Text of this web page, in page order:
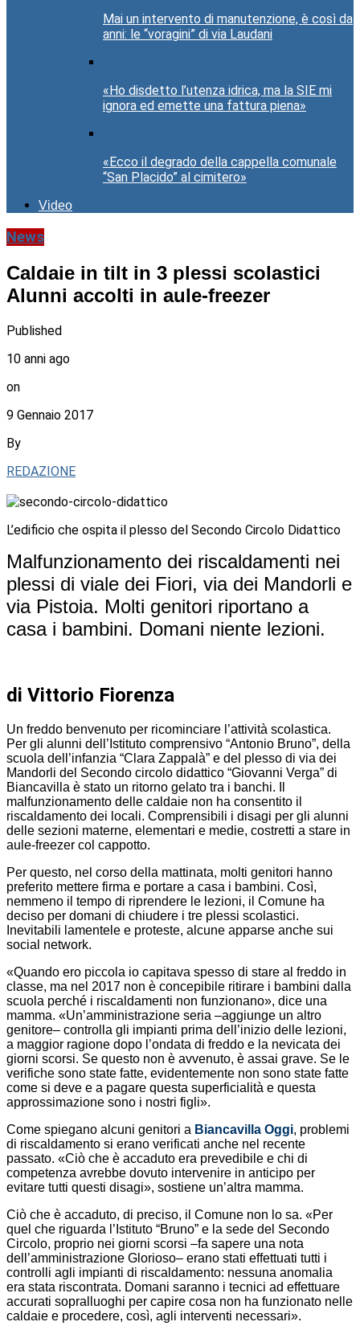
Mai un intervento di manutenzione, è così da
anni: le “voragini” di via Laudani
«Ho disdetto l’utenza idrica, ma la SIE mi
ignora ed emette una fattura piena»
«Ecco il degrado della cappella comunale
“San Placido” al cimitero»
Video
News
Caldaie in tilt in 3 plessi scolastici
Alunni accolti in aule-freezer
Published
10 anni ago
on
9 Gennaio 2017
By
REDAZIONE
L’edificio che ospita il plesso del Secondo Circolo Didattico
Malfunzionamento dei riscaldamenti nei
plessi di viale dei Fiori, via dei Mandorli e
via Pistoia. Molti genitori riportano a
casa i bambini. Domani niente lezioni.
di Vittorio Fiorenza
Un freddo benvenuto per ricominciare l’attività scolastica.
Per gli alunni dell’Istituto comprensivo “Antonio Bruno”, della
scuola dell’infanzia “Clara Zappalà” e del plesso di via dei
Mandorli del Secondo circolo didattico “Giovanni Verga” di
Biancavilla è stato un ritorno gelato tra i banchi. Il
malfunzionamento delle caldaie non ha consentito il
riscaldamento dei locali. Comprensibili i disagi per gli alunni
delle sezioni materne, elementari e medie, costretti a stare in
aule-freezer col cappotto.
Per questo, nel corso della mattinata, molti genitori hanno
preferito mettere firma e portare a casa i bambini. Così,
nemmeno il tempo di riprendere le lezioni, il Comune ha
deciso per domani di chiudere i tre plessi scolastici.
Inevitabili lamentele e proteste, alcune apparse anche sui
social network.
«Quando ero piccola io capitava spesso di stare al freddo in
classe, ma nel 2017 non è concepibile ritirare i bambini dalla
scuola perché i riscaldamenti non funzionano», dice una
mamma. «Un’amministrazione seria –aggiunge un altro
genitore– controlla gli impianti prima dell’inizio delle lezioni,
a maggior ragione dopo l’ondata di freddo e la nevicata dei
giorni scorsi. Se questo non è avvenuto, è assai grave. Se le
verifiche sono state fatte, evidentemente non sono state fatte
come si deve e a pagare questa superficialità e questa
approssimazione sono i nostri figli».
Come spiegano alcuni genitori a Biancavilla Oggi, problemi
di riscaldamento si erano verificati anche nel recente
passato. «Ciò che è accaduto era prevedibile e chi di
competenza avrebbe dovuto intervenire in anticipo per
evitare tutti questi disagi», sostiene un’altra mamma.
Ciò che è accaduto, di preciso, il Comune non lo sa. «Per
quel che riguarda l’Istituto “Bruno” e la sede del Secondo
Circolo, proprio nei giorni scorsi –fa sapere una nota
dell’amministrazione Glorioso– erano stati effettuati tutti i
controlli agli impianti di riscaldamento: nessuna anomalia
era stata riscontrata. Domani saranno i tecnici ad effettuare
accurati sopralluoghi per capire cosa non ha funzionato nelle
caldaie e procedere, così, agli interventi necessari».